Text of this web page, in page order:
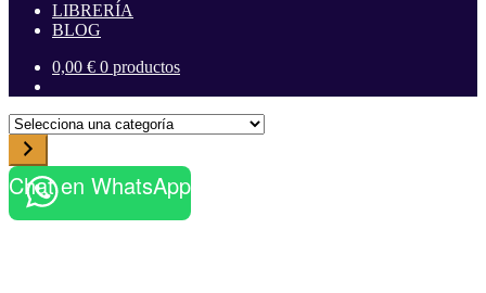
LIBRERÍA
BLOG
0,00 € 0 productos
S
l
e
c
c
Chat en WhatsApp